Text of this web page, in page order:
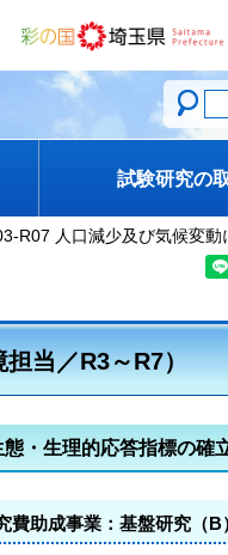
試験研究の
R07 人口減少及び気候変動
当／R3～R7）
・生理的応答指標の確
助成事業：基盤研究（B